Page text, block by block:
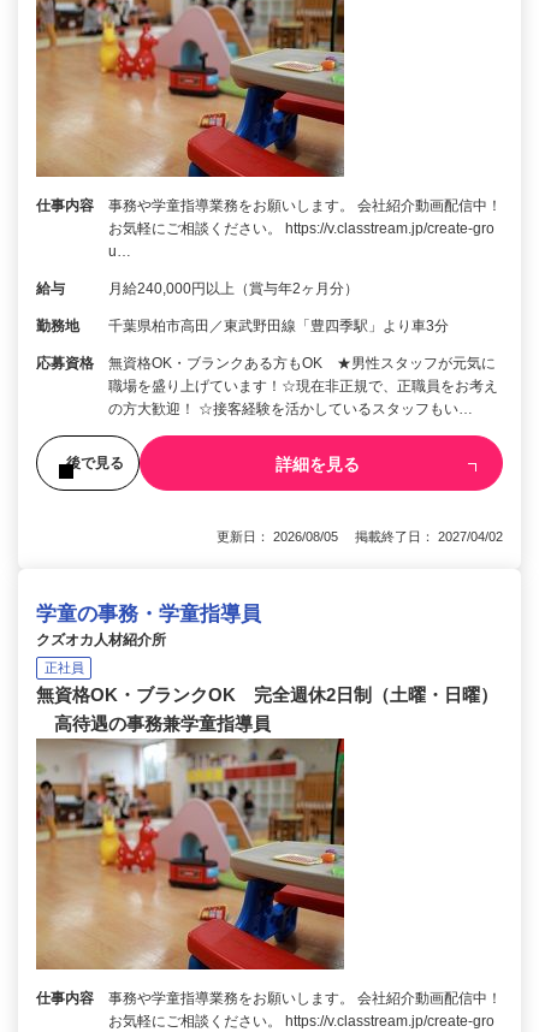
仕事内容
事務や学童指導業務をお願いします。 会社紹介動画配信中！
お気軽にご相談ください。 https://v.classtream.jp/create-gro
u…
給与 月給240,000円以上（賞与年2ヶ月分）
勤務地 千葉県柏市高田／東武野田線「豊四季駅」より車3分
応募資格
無資格OK・ブランクある方もOK ★男性スタッフが元気に
職場を盛り上げています！☆現在非正規で、正職員をお考え
の方大歓迎！ ☆接客経験を活かしているスタッフもい…
後で見る 詳細を見る
更新日： 2026/08/05 掲載終了日： 2027/04/02
学童の事務・学童指導員
クズオカ人材紹介所
正社員
無資格OK・ブランクOK 完全週休2日制（土曜・日曜）
高待遇の事務兼学童指導員
仕事内容
事務や学童指導業務をお願いします。 会社紹介動画配信中！
お気軽にご相談ください。 https://v.classtream.jp/create-gro